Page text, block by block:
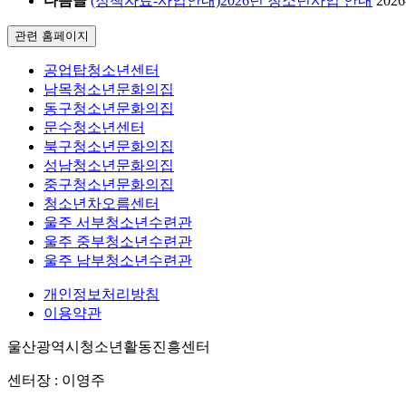
관련 홈페이지
공업탑청소년센터
남목청소년문화의집
동구청소년문화의집
문수청소년센터
북구청소년문화의집
성남청소년문화의집
중구청소년문화의집
청소년차오름센터
울주 서부청소년수련관
울주 중부청소년수련관
울주 남부청소년수련관
개인정보처리방침
이용약관
울산광역시청소년활동진흥센터
센터장 : 이영주